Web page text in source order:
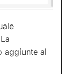
aggiunte al